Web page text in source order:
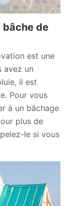
bâche de
est une
avez un
il est
Pour vous
à un bâchage
plus de
le si vous